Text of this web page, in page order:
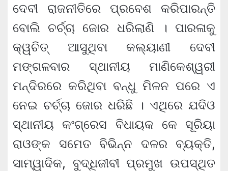
ଦେବୀ ରାଜନୀତିରେ ପ୍ରବେଶ କରିପାରନ୍ତି
ବୋଲି ଚର୍ଚ୍ଚା ଜୋର ଧରିଲାଣି । ପାରଳାକୁ
କ୍ୱଚିତ୍‍ ଆସୁଥିବା କଲ୍ୟାଣୀ ଦେବୀ
ମଙ୍ଗଳବାର ସ୍ଥାନୀୟ ମାଣିକେଶ୍ୱରୀ
ମନ୍ଦିରରେ କରିଥିବା ବନ୍ଧୁ ମିଳନ ପରେ ଏ
ନେଇ ଚର୍ଚ୍ଚା ଜୋର ଧରିଛି । ଏଥିରେ ଯଦିଓ
ସ୍ଥାନୀୟ କଂଗ୍ରେସ ବିଧାୟକ କେ ସୂରିୟା
ରାଓଙ୍କ ସମେତ ବିଭିନ୍ନ ଦଳର ବ୍ୟକ୍ତି,
ସାମ୍ୱାଦିକ, ବୁଦ୍ଧିଜୀବୀ ପ୍ରମୁଖ ଉପସ୍ଥିତ